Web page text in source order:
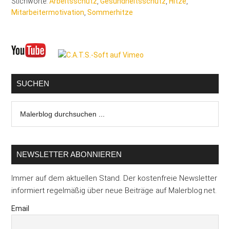
Mitarbeitermotivation ,Sommerhitze
Seitenspalte
SUCHEN
durchsuchen
NEWSLETTER ABONNIEREN
Immer auf dem aktuellen Stand. Der kostenfreie Newsletter
informiert regelmäßig über neue Beiträge auf Malerblog.net.
Email